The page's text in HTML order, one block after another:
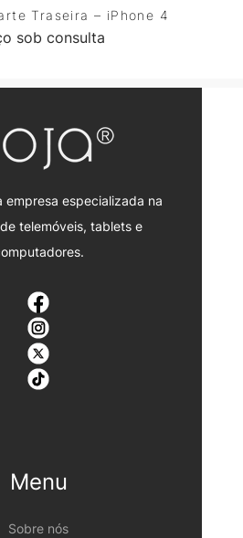
Traseira – iPhone 4
sob consulta
empresa especializada na
telemóveis, tablets e
Menu
Sobre nós